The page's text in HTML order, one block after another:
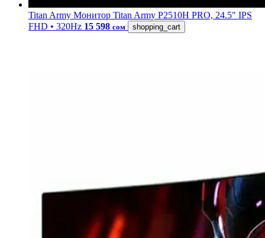
Titan Army Монитор Titan Army P2510H PRO, 24.5" IPS
FHD • 320Hz 15 598 сом shopping_cart